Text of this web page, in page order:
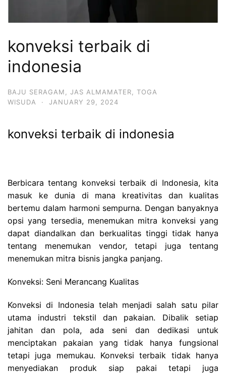
konveksi terbaik di
indonesia
BAJU SERAGAM JAS ALMAMATER
TOGA
WISUDA
· JANUARY 29, 2024
konveksi terbaik di indonesia
Berbicara tentang konveksi terbaik di Indonesia, kita
masuk ke dunia di mana kreativitas dan kualitas
bertemu dalam harmoni sempurna. Dengan banyaknya
opsi yang tersedia, menemukan mitra konveksi yang
dapat diandalkan dan berkualitas tinggi tidak hanya
tentang menemukan vendor, tetapi juga tentang
menemukan mitra bisnis jangka panjang.
Konveksi: Seni Merancang Kualitas
Konveksi di Indonesia telah menjadi salah satu pilar
utama industri tekstil dan pakaian. Dibalik setiap
jahitan dan pola, ada seni dan dedikasi untuk
menciptakan pakaian yang tidak hanya fungsional
tetapi juga memukau. Konveksi terbaik tidak hanya
menyediakan produk siap pakai tetapi juga